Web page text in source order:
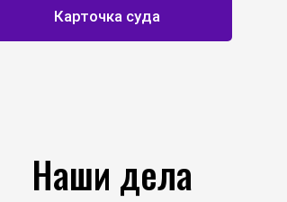
Карточка суда
Наши дела